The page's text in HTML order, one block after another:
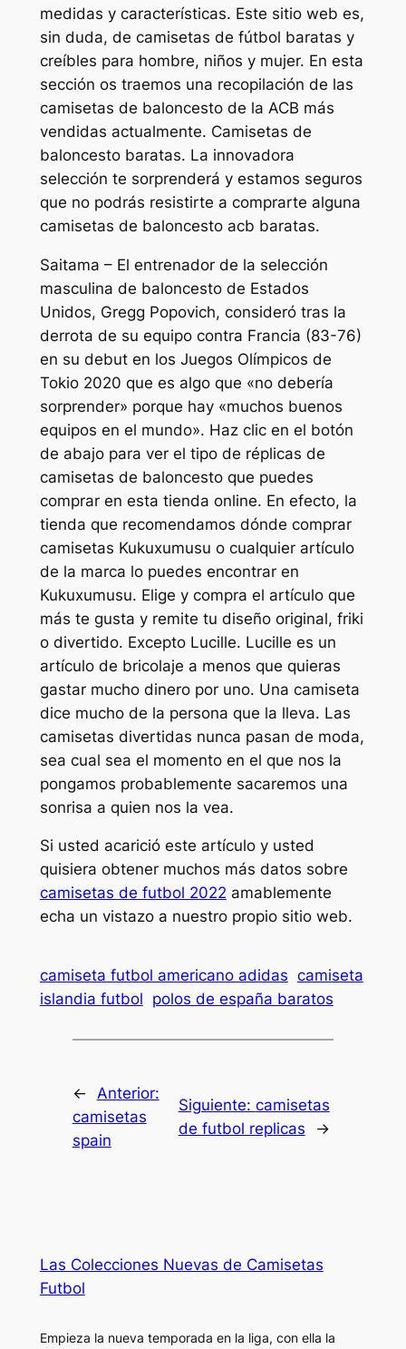
medidas y características. Este sitio web es,
sin duda, de camisetas de fútbol baratas y
creíbles para hombre, niños y mujer. En esta
sección os traemos una recopilación de las
camisetas de baloncesto de la ACB más
vendidas actualmente. Camisetas de
baloncesto baratas. La innovadora
selección te sorprenderá y estamos seguros
que no podrás resistirte a comprarte alguna
camisetas de baloncesto acb baratas.
Saitama – El entrenador de la selección
masculina de baloncesto de Estados
Unidos, Gregg Popovich, consideró tras la
derrota de su equipo contra Francia (83-76)
en su debut en los Juegos Olímpicos de
Tokio 2020 que es algo que «no debería
sorprender» porque hay «muchos buenos
equipos en el mundo». Haz clic en el botón
de abajo para ver el tipo de réplicas de
camisetas de baloncesto que puedes
comprar en esta tienda online. En efecto, la
tienda que recomendamos dónde comprar
camisetas Kukuxumusu o cualquier artículo
de la marca lo puedes encontrar en
Kukuxumusu. Elige y compra el artículo que
más te gusta y remite tu diseño original, friki
o divertido. Excepto Lucille. Lucille es un
artículo de bricolaje a menos que quieras
gastar mucho dinero por uno. Una camiseta
dice mucho de la persona que la lleva. Las
camisetas divertidas nunca pasan de moda,
sea cual sea el momento en el que nos la
pongamos probablemente sacaremos una
sonrisa a quien nos la vea.
Si usted acarició este artículo y usted
quisiera obtener muchos más datos sobre
camisetas de futbol 2022 amablemente
echa un vistazo a nuestro propio sitio web.
camiseta futbol americano adidas camiseta
islandia futbol polos de españa baratos
← Anterior:
camisetas
spain
Siguiente: camisetas
de futbol replicas
→
Las Colecciones Nuevas de Camisetas
Futbol
Empieza la nueva temporada en la liga, con ella la